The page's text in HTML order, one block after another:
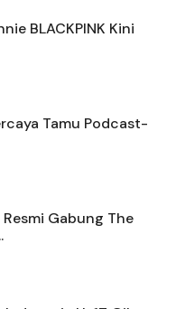
BLACKPINK Kini
Tamu Podcast-
Gabung The